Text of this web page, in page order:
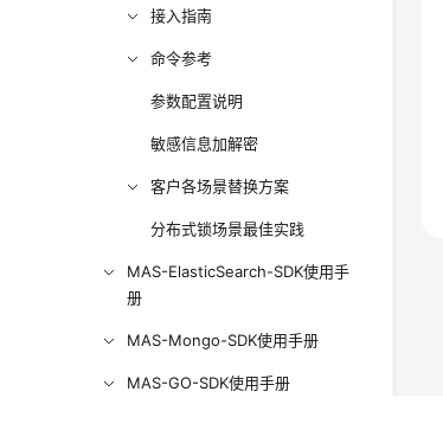
接入指南
命令参考
参数配置说明
敏感信息加解密
客户各场景替换方案
分布式锁场景最佳实践
MAS-ElasticSearch-SDK使用手
册
MAS-Mongo-SDK使用手册
MAS-GO-SDK使用手册